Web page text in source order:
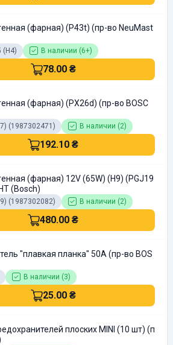
(фарная) (P43t) (пр-во NeuMast
(H4) В наличии (6+)
78.00 ₴
(фарная) (PX26d) (пр-во BOSC
(1987302471) В наличии (2)
192.10 ₴
(фарная) 12V (65W) (H9) (РGJ19
(Bosch)
(1987302082) В наличии (2)
480.00 ₴
"плавкая планка" 50А (пр-во BOS
В наличии (3)
25.00 ₴
плоских MINI (10 шт) (п